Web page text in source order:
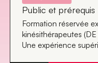
Public et prérequis
Formation réservée
kinésithérapeutes (DE
Une expérience